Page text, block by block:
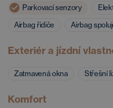
Parkovací senzory
Airbag řidiče
Airbag
Exteriér a jízdní
Zatmavená okna Střešní
Komfort